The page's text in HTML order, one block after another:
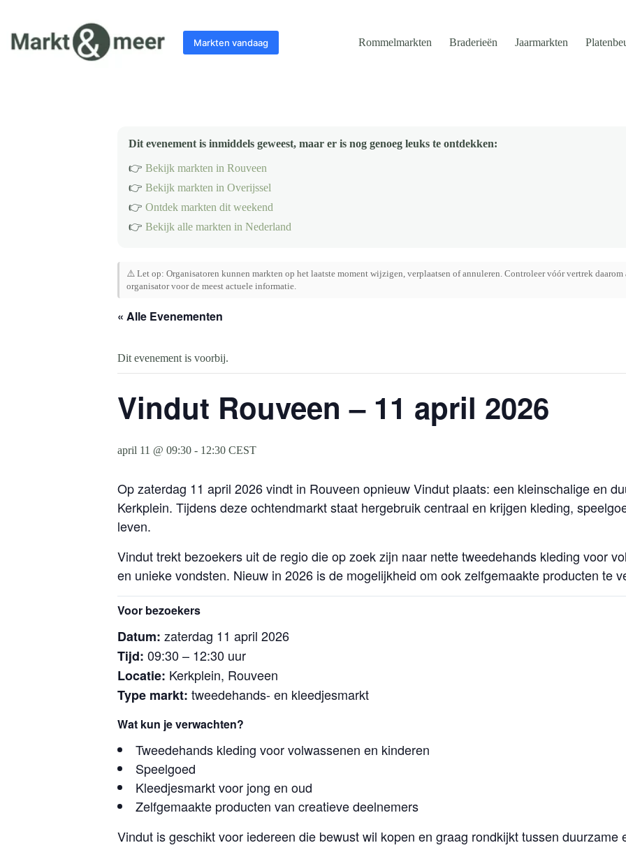
inhoud
Markten vandaag Rommelmarkten Braderieën Jaarmarkten
Dit evenement is inmiddels geweest, maar er is nog genoeg leuks te ontdekken:
👉 Bekijk markten in Rouveen
👉 Bekijk markten in Overijssel
👉 Ontdek markten dit weekend
👉 Bekijk alle markten in Nederland
⚠️ Let op: Organisatoren kunnen markten op het laatste moment wijzigen, verplaatsen of annuleren. Controleer vóór vertrek
organisator voor de meest actuele informatie.
« Alle Evenementen
Dit evenement is voorbij.
Vindut Rouveen – 11 april 2026
april 11 @ 09:30 - 12:30 CEST
Op zaterdag 11 april 2026 vindt in Rouveen opnieuw Vindut plaats: een kleinschalige en
Kerkplein. Tijdens deze ochtendmarkt staat hergebruik centraal en krijgen kleding,
leven.
Vindut trekt bezoekers uit de regio die op zoek zijn naar nette tweedehands kleding voor
en unieke vondsten. Nieuw in 2026 is de mogelijkheid om ook zelfgemaakte producten te
Voor bezoekers
Datum: zaterdag 11 april 2026
Tijd: 09:30 – 12:30 uur
Locatie: Kerkplein, Rouveen
Type markt: tweedehands- en kleedjesmarkt
Wat kun je verwachten?
Tweedehands kleding voor volwassenen en kinderen
Speelgoed
Kleedjesmarkt voor jong en oud
Zelfgemaakte producten van creatieve deelnemers
Vindut is geschikt voor iedereen die bewust wil kopen en graag rondkijkt tussen duurzame